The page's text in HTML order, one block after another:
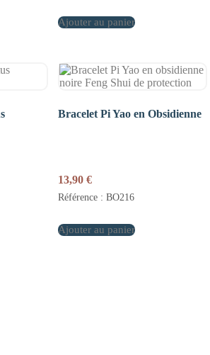
Ajouter au panier
Bracelet Pi Yao en Obsidienne
13,90 €
Référence : BO216
Ajouter au panier